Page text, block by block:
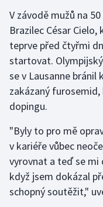
Házená
Jezdectví
Judo
Krasobruslení
Lezení
Lyže a snowboard
Moderní pětiboj
V závodě mužů na
Brazilec César
teprve před čtyřmi
startovat.
se v Lausanne
zakázaný
dopingu.
"Byly to pro mě
v kariéře vůbec
vyrovnat a teď se mi
když jsem dokázal
schopný soutěžit,"